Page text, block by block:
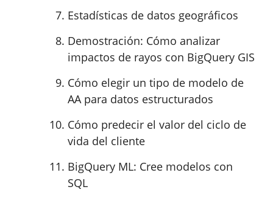
Estadísticas de datos geográficos
Demostración: Cómo analizar
impactos de rayos con BigQuery GIS
Cómo elegir un tipo de modelo de
AA para datos estructurados
Cómo predecir el valor del ciclo de
vida del cliente
BigQuery ML: Cree modelos con
SQL